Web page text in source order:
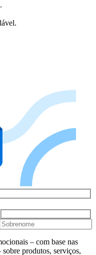
– com base nas
produtos, serviços,